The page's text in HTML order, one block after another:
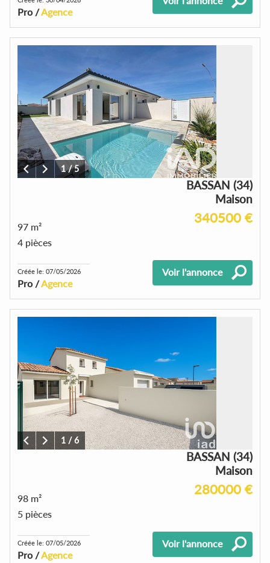
Pro /Agence
1/5
BASSAN (34)
Maison
340500 €
97 m²
4 pièces
Créée le: 07/05/2026
Pro /Agence
Voir l'annonce
1 /6
BASSAN (34)
Maison
280000 €
98 m²
5 pièces
Créée le: 07/05/2026
Pro /Agence
Voir l'annonce